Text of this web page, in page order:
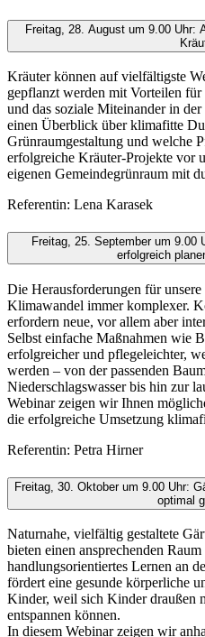
Freitag, 28. August um 9.00 Uhr:
Kräuter können auf vielfältigste
gepflanzt werden mit Vorteilen
und das soziale Miteinander in
einen Überblick über klimafitte
Grünraumgestaltung und welche
erfolgreiche Kräuter-Projekte vor
eigenen Gemeindegrünraum mit
Referentin: Lena Karasek
Freitag, 25. September um 9.00
erfolgreich
Die Herausforderungen für
Klimawandel immer komplexer.
erfordern neue, vor allem aber
Selbst einfache Maßnahmen wie
erfolgreicher und pflegeleichter,
werden – von der passenden
Niederschlagswasser bis hin zur
Webinar zeigen wir Ihnen
die erfolgreiche Umsetzung
Referentin: Petra Hirner
Freitag, 30. Oktober um 9.00 Uhr:
optimal
Naturnahe, vielfältig gestaltete
bieten einen ansprechenden
handlungsorientiertes Lernen an
fördert eine gesunde körperliche
Kinder, weil sich Kinder draußen
entspannen können.
In diesem Webinar zeigen wir